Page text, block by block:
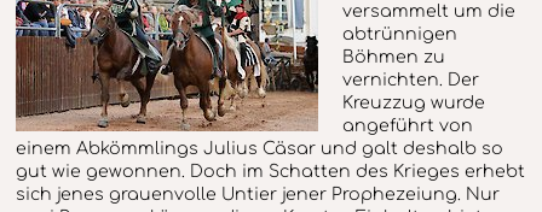
versammelt um die
abtrünnigen
Böhmen zu
vernichten. Der
Kreuzzug wurde
angeführt von
einem Abkömmlings Julius Cäsar und galt deshalb so
gut wie gewonnen. Doch im Schatten des Krieges erhebt
sich jenes grauenvolle Untier jener Prophezeiung. Nur